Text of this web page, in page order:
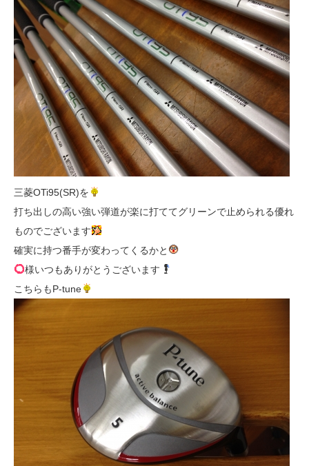
三菱OTi95(SR)を
打ち出しの高い強い弾道が楽に打ててグリーンで止められる優れ
ものでございます
確実に持つ番手が変わってくるかと
様いつもありがとうございます
こちらもP-tune